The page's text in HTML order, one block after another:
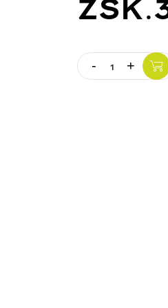
Quantity
- +